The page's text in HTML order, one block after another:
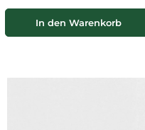
In den Warenkorb